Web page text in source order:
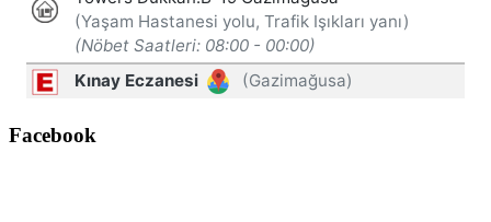
Facebook